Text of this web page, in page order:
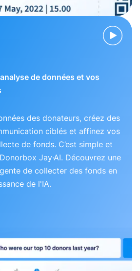
de données et vos
des donateurs, créez des
ciblés et affinez vos
de fonds. C’est simple et
Jay·AI. Découvrez une
de collecter des fonds en
de l'IA.